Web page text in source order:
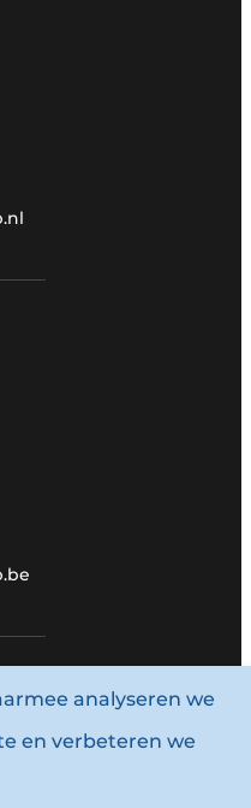
analyseren we
en verbeteren we